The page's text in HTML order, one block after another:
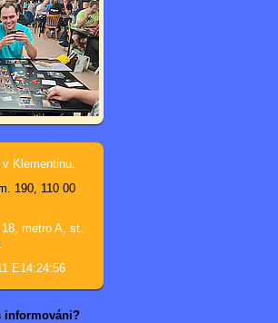
Klementinu.
190, 110 00
metro A, st.
E14:24:56
informováni?